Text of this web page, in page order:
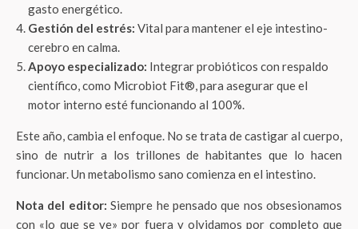
gasto energético.
Gestión del estrés: Vital para mantener el eje intestino-
cerebro en calma.
Apoyo especializado: Integrar probióticos con respaldo
científico, como Microbiot Fit®, para asegurar que el
motor interno esté funcionando al 100%.
Este año, cambia el enfoque. No se trata de castigar al cuerpo,
sino de nutrir a los trillones de habitantes que lo hacen
funcionar. Un metabolismo sano comienza en el intestino.
Nota del editor: Siempre he pensado que nos obsesionamos
con «lo que se ve» por fuera y olvidamos por completo que